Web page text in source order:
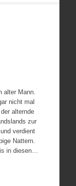
alter Mann.
nicht mal
alternde
zur
verdient
Nattern.
in diesen…